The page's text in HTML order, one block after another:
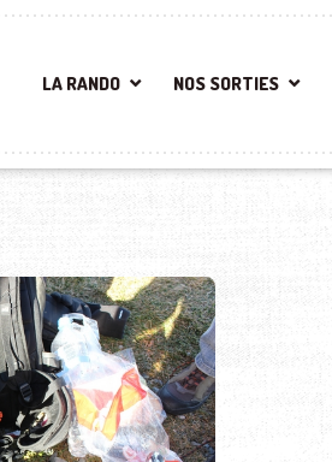
LA RANDO NOS SORTIES